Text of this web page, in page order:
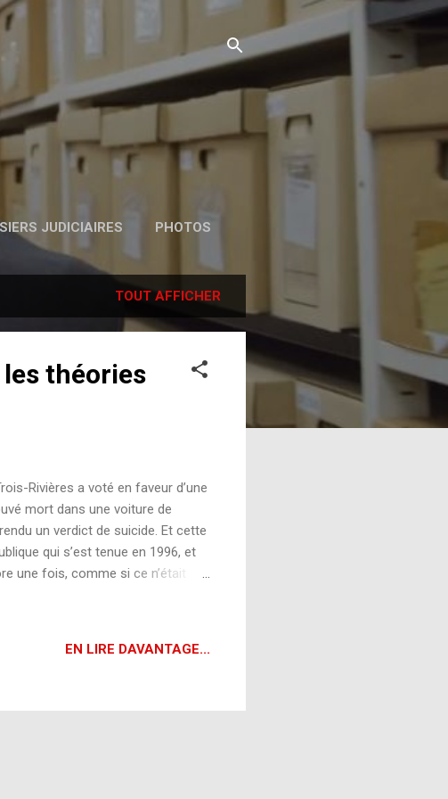
JUDICIAIRES PHOTOS
TOUT AFFICHER
théories
Rivières a voté en faveur d’une
mort dans une voiture de
un verdict de suicide. Et cette
qui s’est tenue en 1996, et
une fois, comme si ce n’était
solide pour appuyer leurs dires.
le plus près de convaincre
c'est-à-dire que la balle ...
EN LIRE DAVANTAGE...